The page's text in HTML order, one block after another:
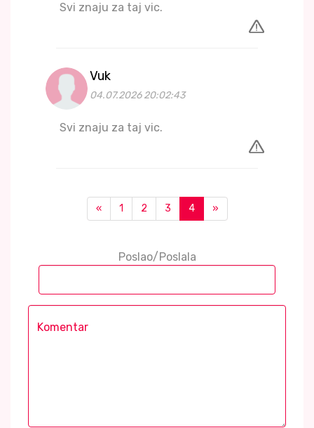
Svi znaju za taj vic.
Vuk
04.07.2026 20:02:43
Svi znaju za taj vic.
« 1 2 3 4 »
Poslao/Poslala